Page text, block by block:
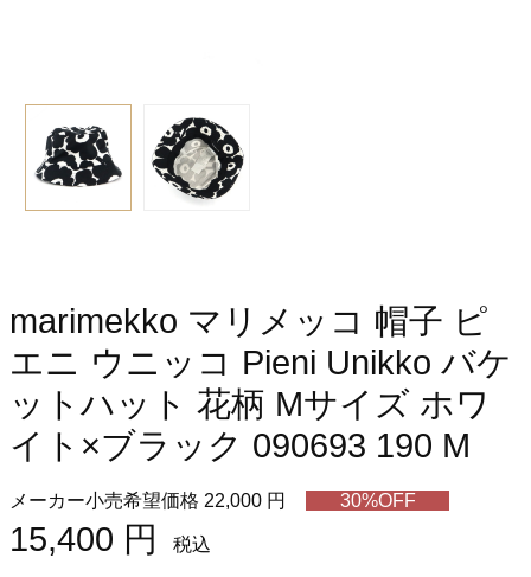
marimekko マリメッコ 帽子 ピ
エニ ウニッコ Pieni Unikko バケ
ットハット 花柄 Mサイズ ホワ
イト×ブラック 090693 190 M
メーカー小売希望価格 22,000 円 30%OFF
15,400 円 税込